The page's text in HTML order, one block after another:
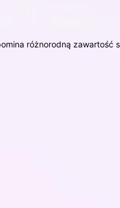
różnorodną zawartość